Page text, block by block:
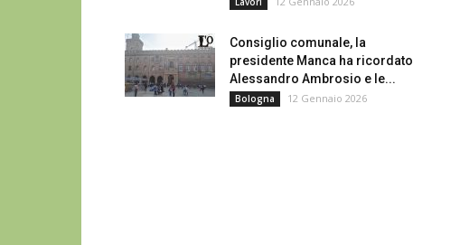
Consiglio comunale, la
presidente Manca ha ricordato
Alessandro Ambrosio e le...
Bologna 12 Gennaio 2026